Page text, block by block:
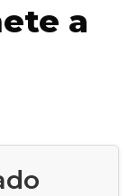
a